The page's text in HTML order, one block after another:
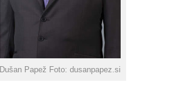
Dušan Papež Foto: dusanpapez.si